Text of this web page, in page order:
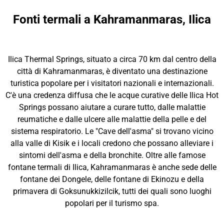
Fonti termali a Kahramanmaras, Ilica
Ilica Thermal Springs, situato a circa 70 km dal centro della
città di Kahramanmaras, è diventato una destinazione
turistica popolare per i visitatori nazionali e internazionali.
C'è una credenza diffusa che le acque curative delle Ilica Hot
Springs possano aiutare a curare tutto, dalle malattie
reumatiche e dalle ulcere alle malattie della pelle e del
sistema respiratorio. Le "Cave dell'asma" si trovano vicino
alla valle di Kisik e i locali credono che possano alleviare i
sintomi dell'asma e della bronchite. Oltre alle famose
fontane termali di Ilica, Kahramanmaras è anche sede delle
fontane dei Dongele, delle fontane di Ekinozu e della
primavera di Goksunukkizilcik, tutti dei quali sono luoghi
popolari per il turismo spa.